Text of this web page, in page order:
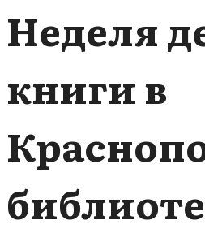
Неделя
книги в